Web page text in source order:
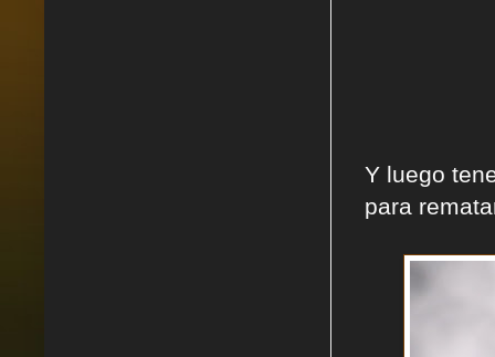
Y luego
para